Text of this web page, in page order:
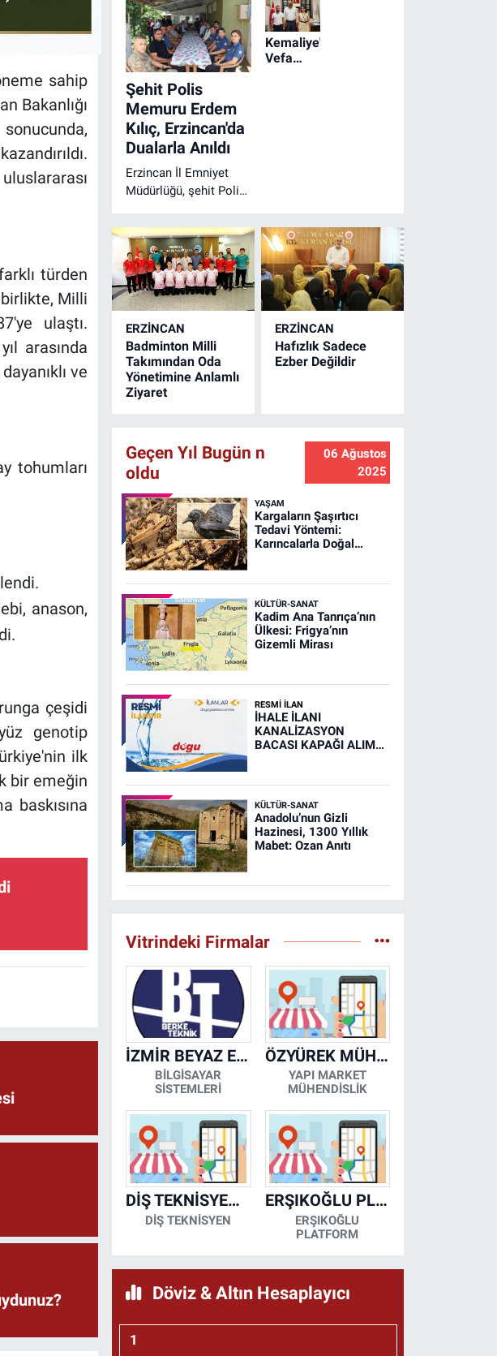
sahip
Bakanlığı
türden
Milli
ulaştı.
arasında
ve
tohumları
anason,
çeşidi
genotip
ilk
bir emeğin
baskısına
Şehit Polis
Memuru Erdem
Kılıç, Erzincan'da
Dualarla Anıldı
Erzincan İl Emniyet
Müdürlüğü, şehit Polis
şehadetinin yıl
dönümünde kabri
başında düzenlenen
programla andı. Anma
programına protokol
personeli katıldı.
Kemaliye'de
Vefa
ERZINCAN
Badminton Milli
Takımından Oda
Yönetimine Anlamlı
Ziyaret
ERZINCAN
Hafızlık Sadece
Ezber Değildir
Geçen Yıl Bugün n
oldu
06 Ağustos
2025
YAŞAM
Kargaların Şaşırtıcı
Tedavi Yöntemi:
Karıncalarla Doğal
KÜLTÜR-SANAT
Kadim Ana Tanrıça’nın
Ülkesi: Frigya’nın
Gizemli Mirası
RESMİ İLAN
İHALE İLANI
KANALİZASYON
BACASI KAPAĞI ALIM
KÜLTÜR-SANAT
Anadolu’nun Gizli
Hazinesi, 1300 Yıllık
Mabet: Ozan Anıtı
Vitrindeki Firmalar
İZMİR BEYAZ EŞYA KLİMA KOMBİ SERVİSİ
BİLGİSAYAR
SİSTEMLERİ
ÖZYÜREK MÜHENDİSLİK
YAPI MARKET
MÜHENDİSLİK
DİŞ TEKNİSYENİ- MESUT KORKMAZ
DİŞ TEKNİSYEN
ERŞIKOĞLU PLATFORM
ERŞIKOĞLU
PLATFORM
Döviz & Altın Hesaplayıcı